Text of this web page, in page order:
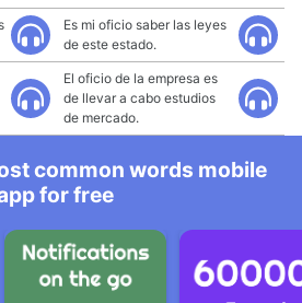
Es mi oficio saber las leyes
de este estado.
El oficio de la empresa es
de llevar a cabo estudios
de mercado.
common words mobile
for free